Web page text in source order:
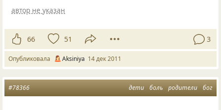
автор не указан
66 51 3
Опубликовала Aksiniya 14 дек 2011
дети боль родители бог
#78366